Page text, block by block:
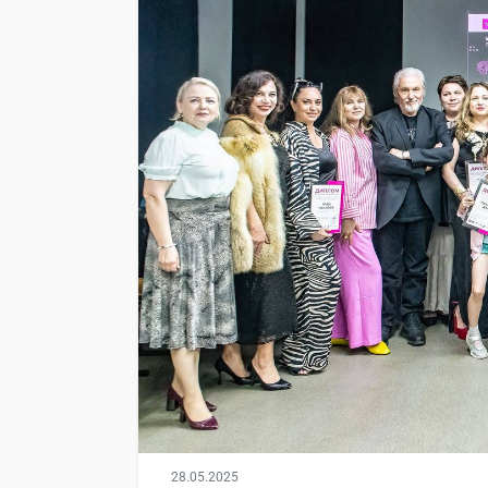
28.05.2025